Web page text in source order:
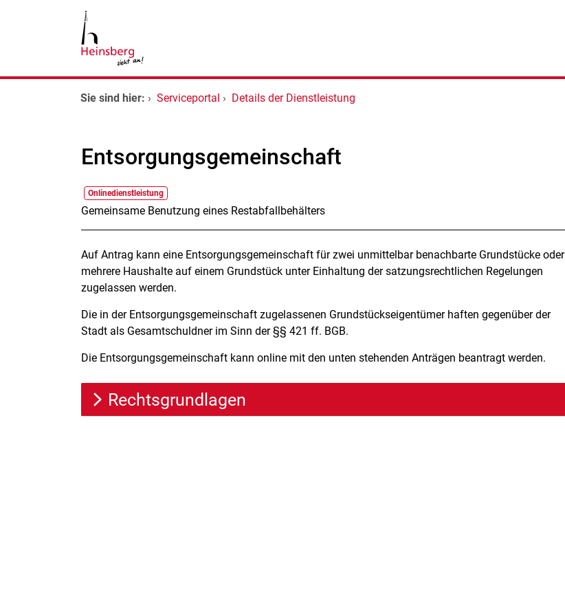
Zum Hauptinhalt springen
Startseite
Kontakt
Sie sind hier: › Serviceportal › Details der Dienstleistung
Entsorgungsgemeinschaft
Onlinedienstleistung
Kurzbeschreibung
Gemeinsame Benutzung eines Restabfallbehälters
Beschreibung
Auf Antrag kann eine Entsorgungsgemeinschaft für zwei unmittelbar benachbarte Grundstücke oder
mehrere Haushalte auf einem Grundstück unter Einhaltung der satzungsrechtlichen Regelungen
zugelassen werden.
Die in der Entsorgungsgemeinschaft zugelassenen Grundstückseigentümer haften gegenüber der
Stadt als Gesamtschuldner im Sinn der §§ 421 ff. BGB.
Die Entsorgungsgemeinschaft kann online mit den unten stehenden Anträgen beantragt werden.
Rechtsgrundlagen